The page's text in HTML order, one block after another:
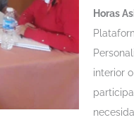
Horas
interior